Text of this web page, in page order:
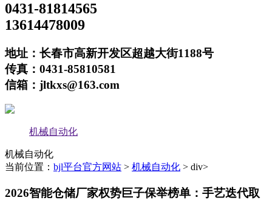
0431-81814565
13614478009
地址：长春市高新开发区超越大街1188号
传真：0431-85810581
信箱：jltkxs@163.com
机械自动化
机械自动化
当前位置： bjl平台官方网站 > 机械自动化 > div>
2026智能仓储厂家权势巨子保举榜单：手艺迭代取